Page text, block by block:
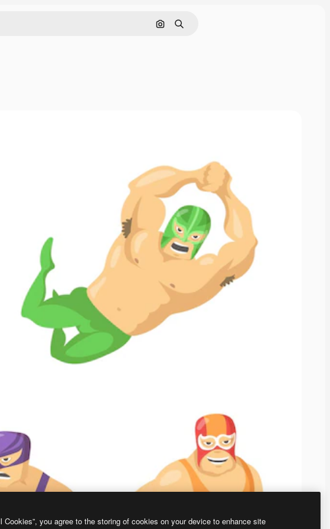
画像で検索
検索
Cookies”, you agree to the storing of cookies on your device to enhance site